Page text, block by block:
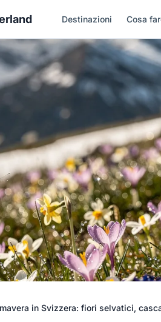
Destinazioni Cosa
in Svizzera: fiori selvatici,